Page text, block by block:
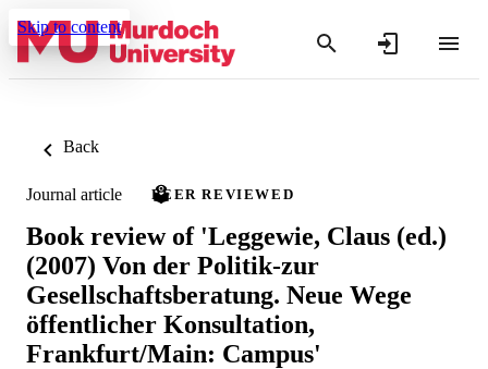
Skip to content
Back
Journal article PEER REVIEWED
Book review of 'Leggewie, Claus (ed.)
(2007) Von der Politik-zur
Gesellschaftsberatung. Neue Wege
öffentlicher Konsultation,
Frankfurt/Main: Campus'